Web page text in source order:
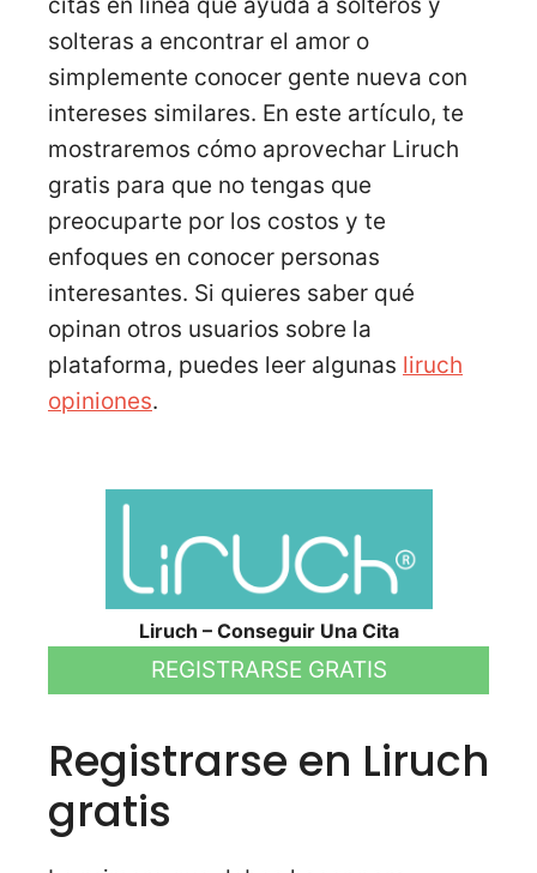
solteras a encontrar el amor o
simplemente conocer gente nueva con
intereses similares. En este artículo, te
mostraremos cómo aprovechar Liruch
gratis para que no tengas que
preocuparte por los costos y te
enfoques en conocer personas
interesantes. Si quieres saber qué
opinan otros usuarios sobre la
plataforma, puedes leer algunas liruch
opiniones.
Liruch – Conseguir Una Cita
REGISTRARSE GRATIS
Registrarse en Liruch
gratis